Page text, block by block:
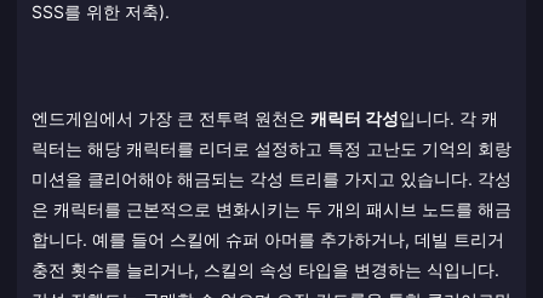
SSS를 위한 저축).
엔드게임에서 가장 큰 전투력 원천은 캐릭터 각성입니다. 각 캐
릭터는 해당 캐릭터를 리더로 설정하고 특정 고난도 기억의 회랑
미션을 클리어해야 해금되는 각성 트리를 가지고 있습니다. 각성
은 캐릭터를 근본적으로 변화시키는 두 개의 패시브 노드를 해금
합니다. 예를 들어 스킬에 슈퍼 아머를 추가하거나, 데빌 트리거
충전 횟수를 늘리거나, 스킬의 속성 타입을 변경하는 식입니다.